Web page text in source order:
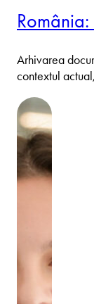
Arhivarea
contextul